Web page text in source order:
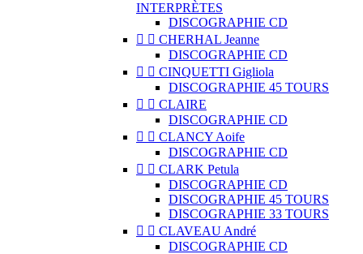
INTERPRÈTES
DISCOGRAPHIE CD
  CHERHAL Jeanne
DISCOGRAPHIE CD
  CINQUETTI Gigliola
DISCOGRAPHIE 45 TOURS
  CLAIRE
DISCOGRAPHIE CD
  CLANCY Aoife
DISCOGRAPHIE CD
  CLARK Petula
DISCOGRAPHIE CD
DISCOGRAPHIE 45 TOURS
DISCOGRAPHIE 33 TOURS
  CLAVEAU André
DISCOGRAPHIE CD